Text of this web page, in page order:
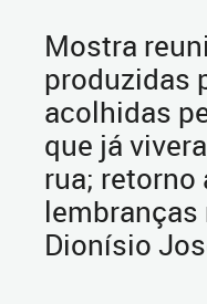
Mostra
produzidas
acolhidas
que já
rua; retorno
Dionísio